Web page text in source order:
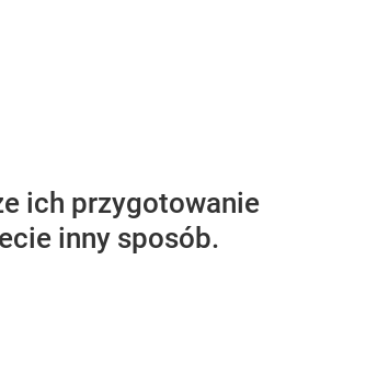
ich przygotowanie
inny sposób.